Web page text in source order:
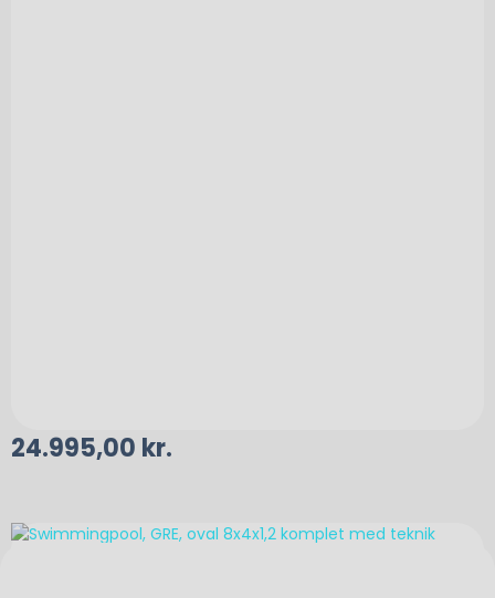
24.995,00 kr.